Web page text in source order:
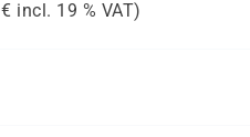
€ incl. 19 % VAT)